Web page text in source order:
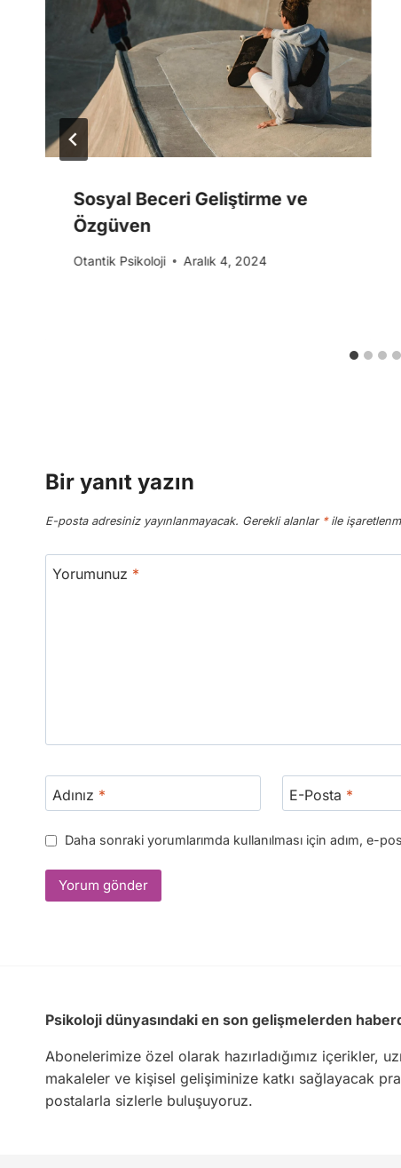
Sosyal Beceri Geliştirme ve
Özgüven
Otantik Psikoloji Aralık 4, 2024
Bir yanıt yazın
E-posta adresiniz yayınlanmayacak. Gerekli alanlar *ile
Yorumunuz *
Adınız * E-Posta *
Daha sonraki yorumlarımda kullanılması için adım, e-
Psikoloji dünyasındaki en son gelişmelerden
Abonelerimize özel olarak hazırladığımız içerikler,
makaleler ve kişisel gelişiminize katkı sağlayacak
postalarla sizlerle buluşuyoruz.